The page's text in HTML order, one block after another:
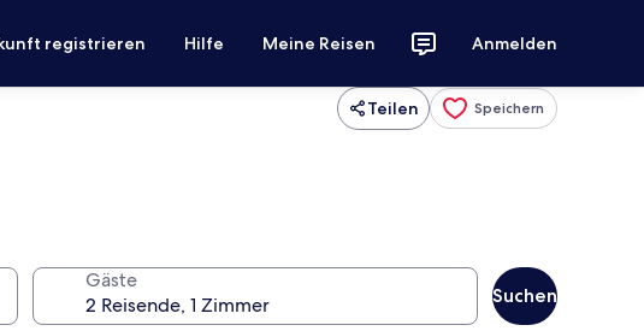
registrieren Hilfe Meine Reisen Anmelden
Teilen Speichern
Gäste
Suchen